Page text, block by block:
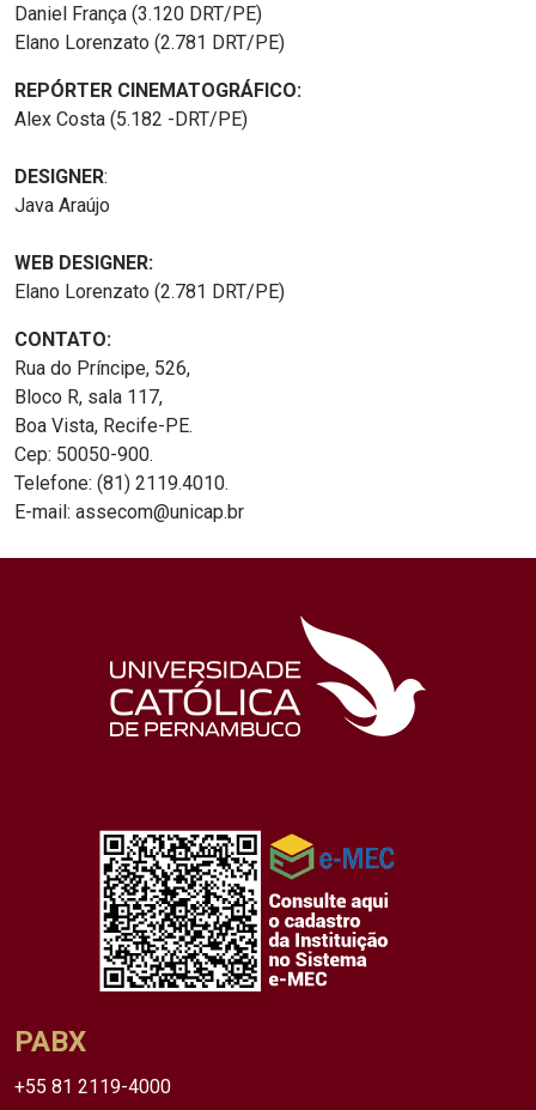
Daniel França (3.120 DRT/PE)
Elano Lorenzato (2.781 DRT/PE)
REPÓRTER CINEMATOGRÁFICO:
Alex Costa (5.182 -DRT/PE)
DESIGNER:
Java Araújo
WEB DESIGNER:
Elano Lorenzato (2.781 DRT/PE)
CONTATO:
Rua do Príncipe, 526,
Bloco R, sala 117,
Boa Vista, Recife-PE.
Cep: 50050-900.
Telefone: (81) 2119.4010.
E-mail: assecom@unicap.br
PABX
+55 81 2119-4000